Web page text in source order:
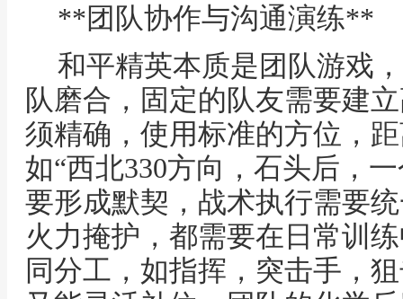
**团队协作与沟通演练**
和平精英本质是团队游戏
队磨合，固定的队友需要建
须精确，使用标准的方位，
如“西北330方向，石头后，
要形成默契，战术执行需要
火力掩护，都需要在日常训
同分工，如指挥，突击手，